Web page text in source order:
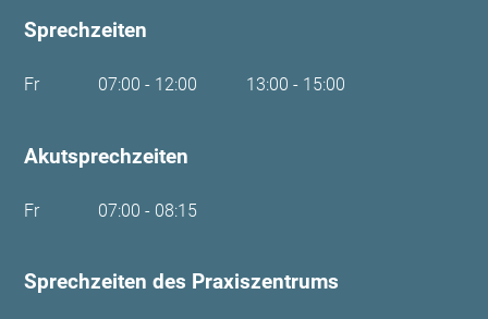
Sprechzeiten
Fr 07:00 - 12:00 13:00 - 15:00
Akutsprechzeiten
Fr 07:00 - 08:15
Sprechzeiten des Praxiszentrums